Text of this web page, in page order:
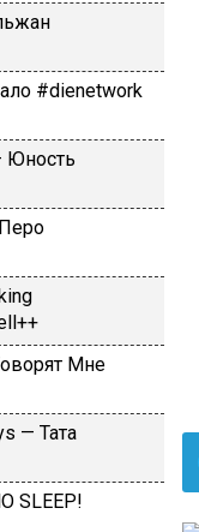
#dienetwork
Юнocть
Mнe
— Taтa
SLЕЕР!